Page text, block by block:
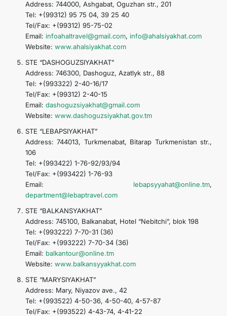
Address: 744000, Ashgabat, Oguzhan str., 201
Tel: +(99312) 95 75 04, 39 25 40
Tel/Fax: +(99312) 95-75-02
Email: infoahaltravel@gmail.com, info@ahalsiyakhat.com
Website: www.ahalsiyakhat.com
STE “DASHOGUZSIYAKHAT”
Address: 746300, Dashoguz, Azatlyk str., 88
Tel: +(993322) 2-40-16/17
Tel/Fax: +(99312) 2-40-15
Email: dashoguzsiyakhat@gmail.com
Website: www.dashoguzsiyakhat.gov.tm
STE “LEBAPSIYAKHAT”
Address: 744013, Turkmenabat, Bitarap Turkmenistan str.,
106
Tel: +(993422) 1-76-92/93/94
Tel/Fax: +(993422) 1-76-93
Email: lebapsyyahat@online.tm,
department@lebaptravel.com
STE “BALKANSYAKHAT”
Address: 745100, Balkanabat, Hotel “Nebitchi”, blok 198
Tel: +(993222) 7-70-31 (36)
Tel/Fax: +(993222) 7-70-34 (36)
Email: balkantour@online.tm
Website: www.balkansyyakhat.com
STE “MARYSIYAKHAT”
Address: Mary, Niyazov ave., 42
Tel: +(993522) 4-50-36, 4-50-40, 4-57-87
Tel/Fax: +(993522) 4-43-74, 4-41-22